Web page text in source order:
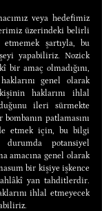
veya hedefimiz
üzerindeki belirli
şartıyla, bu
yapabiliriz. Nozick
bir amaç olmadığını,
genel olarak
haklarını ihlal
ileri sürmekte
patlamasını
etmek için, bu bilgi
durumda potansiyel
amacına genel olarak
bir kişiye işkence
yan tahditlerdir.
ihlal etmeyecek